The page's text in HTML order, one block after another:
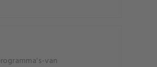
van